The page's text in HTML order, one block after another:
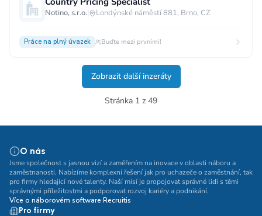
Notino, s.r.o.| Londýnské náměstí 881, Brno, CZ
Práce na plný úvazek Buďte mezi prvními!
Zobrazit další inzeráty
Stránka 1 z 49
O nás
Jsme společnost s jasnou vizí a zaměřením na inovace v oblasti náboru a
zaměstnanosti. Nabízíme komplexní řešení jak pro uchazeče o zaměstnání, tak
pro firmy hledající nové talenty. Naší misí je propojovat správné lidi s těmi
správnými příležitostmi a podporovat rozvoj kariéry a podnikání.
Více o náborovém software Recruitis
Pro firmy